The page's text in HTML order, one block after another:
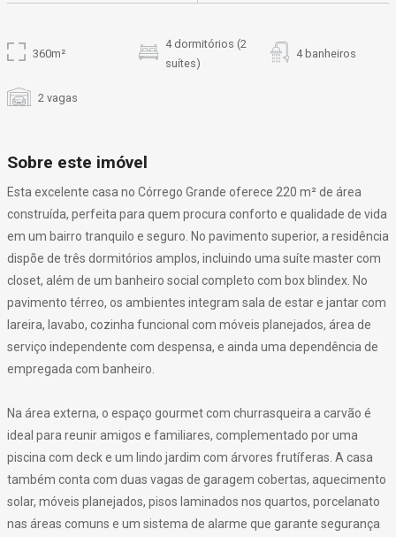
360m²
4 dormitórios (2
suítes)
4 banheiros
2 vagas
Sobre este imóvel
Esta excelente casa no Córrego Grande oferece 220 m² de área
construída, perfeita para quem procura conforto e qualidade de vida
em um bairro tranquilo e seguro. No pavimento superior, a residência
dispõe de três dormitórios amplos, incluindo uma suíte master com
closet, além de um banheiro social completo com box blindex. No
pavimento térreo, os ambientes integram sala de estar e jantar com
lareira, lavabo, cozinha funcional com móveis planejados, área de
serviço independente com despensa, e ainda uma dependência de
empregada com banheiro.
Na área externa, o espaço gourmet com churrasqueira a carvão é
ideal para reunir amigos e familiares, complementado por uma
piscina com deck e um lindo jardim com árvores frutíferas. A casa
também conta com duas vagas de garagem cobertas, aquecimento
solar, móveis planejados, pisos laminados nos quartos, porcelanato
nas áreas comuns e um sistema de alarme que garante segurança